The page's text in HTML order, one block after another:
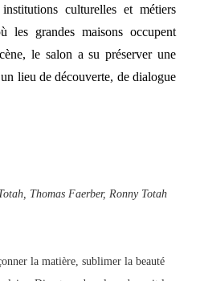
culturelles et métiers
les grandes maisons occupent
le salon a su préserver une
lieu de découverte, de dialogue
Thomas Faerber, Ronny Totah
la matière, sublimer la beauté